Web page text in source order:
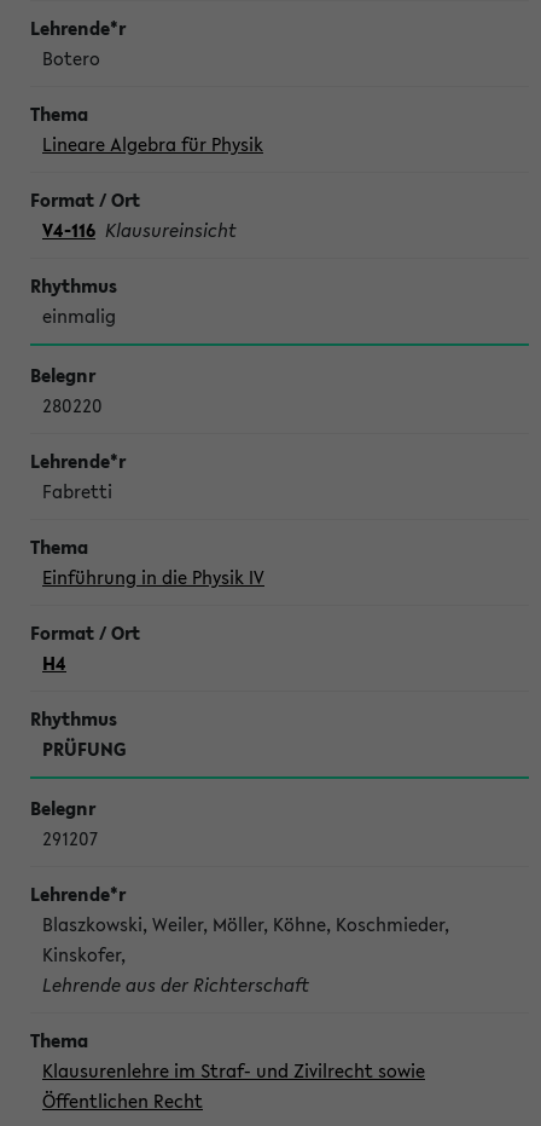
Botero
Lineare Algebra für Physik
V4-116 Klausureinsicht
einmalig
280220
Fabretti
Einführung in die Physik IV
H4
PRÜFUNG
291207
Blaszkowski, Weiler, Möller, Köhne, Koschmieder,
Kinskofer,
Lehrende aus der Richterschaft
Klausurenlehre im Straf- und Zivilrecht sowie
Öffentlichen Recht